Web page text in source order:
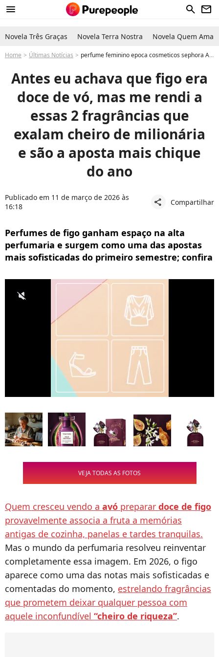
menu search newsletter
Novela Três Graças Novela Terra Nostra Novela Quem Ama
Home Últimas Notícias perfume feminino epoca cosmeticos sephora Antes eu achava que figo era doce de vó, mas me rendi a essas 2 fragrâncias que exalam cheiro de milionária e são a aposta mais chique do ano
Antes eu achava que figo era
doce de vó, mas me rendi a
essas 2 fragrâncias que
exalam cheiro de milionária
e são a aposta mais chique
do ano
Publicado em 11 de março de 2026 às
16:18
share Compartilhar
Perfumes de figo ganham espaço na alta
perfumaria e surgem como uma das apostas
mais sofisticadas do primeiro semestre; confira
VEJA TODAS AS FOTOS
Quem cresceu vendo a avó preparar doce de figo
provavelmente associa a fruta a memórias
antigas de cozinha, panelas e tardes tranquilas.
Mas o mundo da perfumaria resolveu reinventar
completamente essa imagem. Em 2026, o figo
aparece como uma das notas mais sofisticadas e
comentadas do momento, estrelando fragrâncias
que prometem deixar qualquer pessoa com
aquele inconfundível “cheiro de riqueza”.